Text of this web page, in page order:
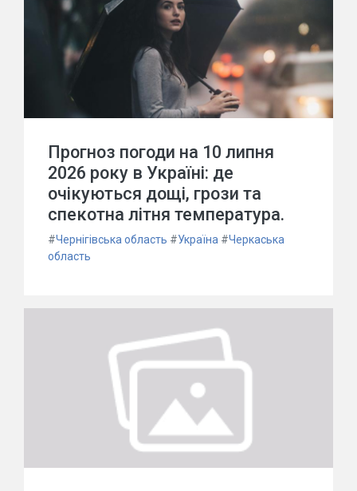
Прогноз погоди на 10 липня
2026 року в Україні: де
очікуються дощі, грози та
спекотна літня температура.
#Чернігівська область #Україна #Черкаська
область